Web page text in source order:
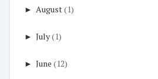
► August(1)
► July(1)
► June (12)